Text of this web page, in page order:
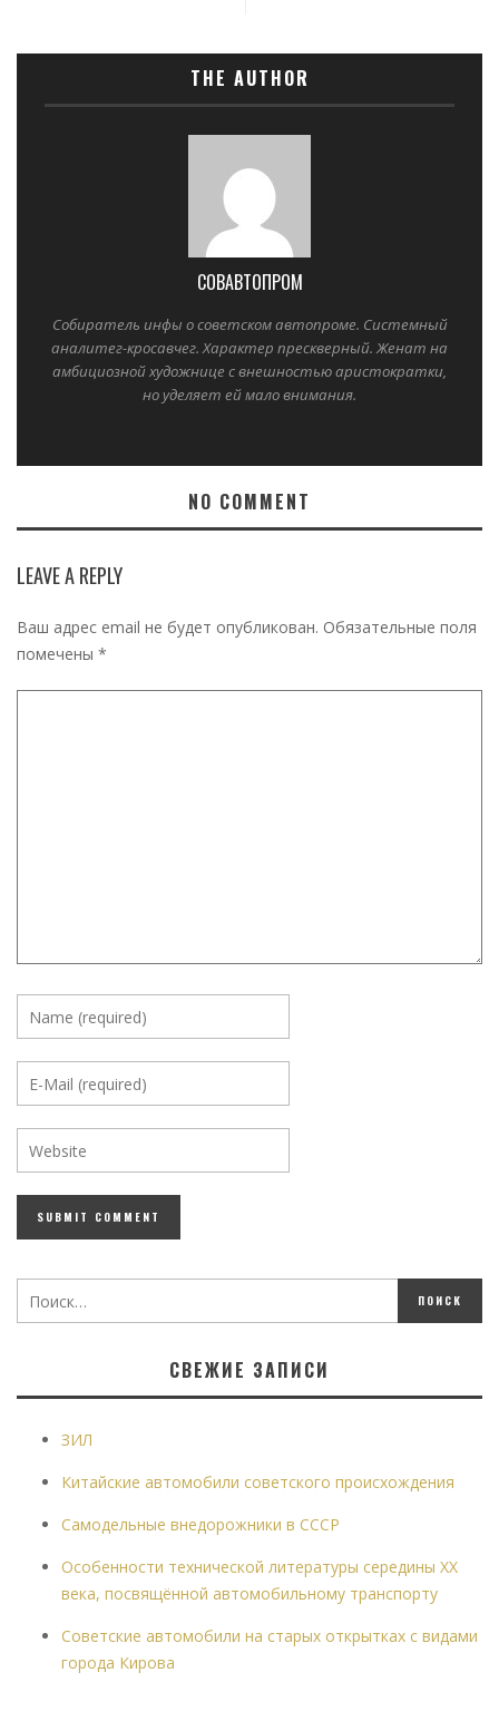
THE AUTHOR
СОВАВТОПРОМ
Собиратель инфы о советском автопроме. Системный
аналитег-кросавчег. Характер прескверный. Женат на
амбициозной художнице с внешностью аристократки,
но уделяет ей мало внимания.
NO COMMENT
LEAVE A REPLY
Ваш адрес email не будет опубликован. Обязательные поля
помечены *
СВЕЖИЕ ЗАПИСИ
ЗИЛ
Китайские автомобили советского происхождения
Самодельные внедорожники в СССР
Особенности технической литературы середины XX
века, посвящённой автомобильному транспорту
Советские автомобили на старых открытках с видами
города Кирова